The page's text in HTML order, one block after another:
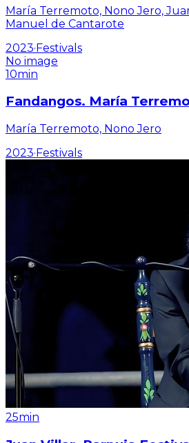
María Terremoto, Nono Jero,
Manuel de Cantarote
2023·Festivals
No image
10min
Fandangos. María
María Terremoto, Nono Jero
2023·Festivals
25min